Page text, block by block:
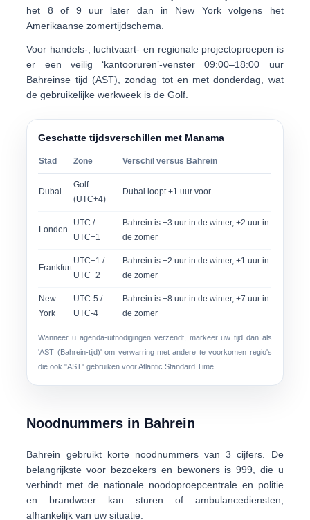
het 8 of 9 uur later dan in New York volgens het
Amerikaanse zomertijdschema.
Voor handels-, luchtvaart- en regionale projectoproepen is
er een veilig ‘kantooruren’-venster09:00–18:00 uur
Bahreinse tijd (AST) , zondag tot en met donderdag, wat
de gebruikelijke werkweek is de Golf.
Geschatte tijdsverschillen met Manama
Stad Zone Verschil versus Bahrein
Dubai
Golf
(UTC+4)
Dubai loopt +1 uur voor
Londen
UTC /
UTC+1
Bahrein is +3 uur in de winter, +2 uur in
de zomer
Frankfurt
UTC+1 /
UTC+2
Bahrein is +2 uur in de winter, +1 uur in
de zomer
New
York
UTC-5 /
UTC-4
Bahrein is +8 uur in de winter, +7 uur in
de zomer
Wanneer u agenda-uitnodigingen verzendt, markeer uw tijd dan als
'AST (Bahrein-tijd)' om verwarring met andere te voorkomen regio's
die ook "AST" gebruiken voor Atlantic Standard Time.
Noodnummers in Bahrein
Bahrein gebruikt korte noodnummers van 3 cijfers. De
belangrijkste voor bezoekers en bewoners is999 , die u
verbindt met de nationale noodoproepcentrale en politie
en brandweer kan sturen of ambulancediensten,
afhankelijk van uw situatie.